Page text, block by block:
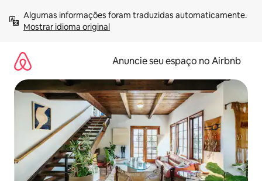
para
Mostrar idioma original
Anuncie seu espaço no Airbnb